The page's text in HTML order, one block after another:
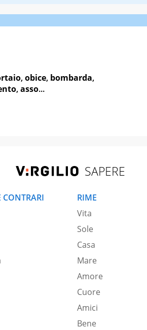
,obice, bombarda,
,asso...
SAPERE
RIME
Vita
Sole
Casa
Mare
Amore
Cuore
Amici
Bene